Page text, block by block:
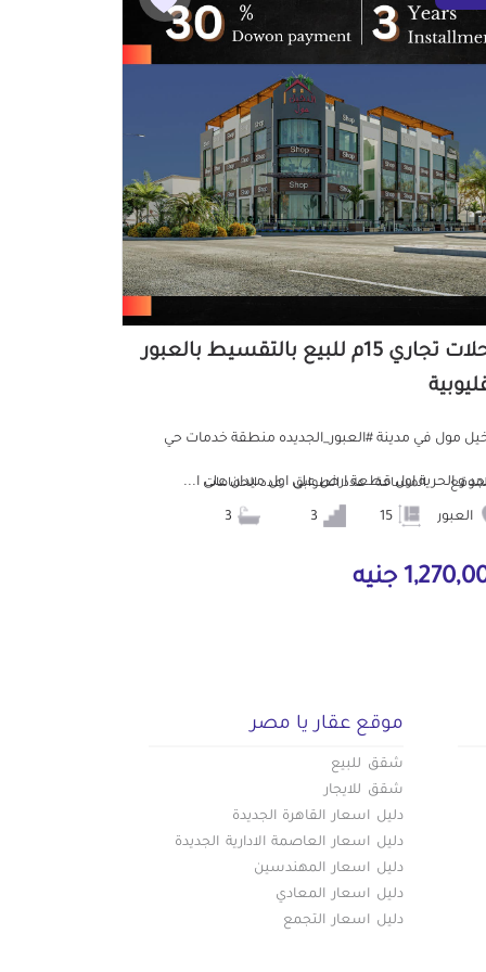
محلات تجاري 15م للبيع بالتقسيط بالعبور
مول في مدينة #العبور_الجديده منطقة خدمات حي
و الحرية اول قطعة ارض على اول ميدان على ا...
العبور
المساحة
15
عدد الطوابق عدد الحمامات
جنيه
موقع عقار يا مصر
شقق للبيع
شقق للايجار
دليل اسعار القاهرة الجديدة
دليل اسعار العاصمة الادارية الجديدة
دليل اسعار المهندسين
دليل اسعار المعادي
دليل اسعار التجمع